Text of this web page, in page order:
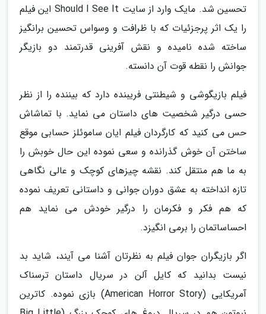
تحسین شد. مایک وارد از سایت Should I See It این فیلم
را یک اثر پرجزئیات که با ظرافت و وسواس تحسین برانگیز
ساخته شده نامیده و نقش آفرینی قدرتمند دو بازیگر
جوانش را نقطه قوت آن دانسته.
فیلم بازیگوشی و شیطنتی فریبنده دارد که بیننده را از نظر
حسی درگیر شخصیت های داستان می نماید. با تماشاش
حس می کنید که کارگردان فیلم ایان ساموئلز حسابی موقع
ساختن آن خوش گذرانده و سعی نموده این حال خوبش را
به ما هم منتقل کند. نقشه چیزهای کوچک و عالی نگاهی
تازه انداخته به عشق دوران جوانی و داستانی تعریف نموده
که هم فکر و فکرمان را درگیر خودش می نماید هم
احساساتمان را برمی انگیزد.
اگر بازیگران جوان فیلم به نظرتان آشنا می آیند، شاید بد
نیست بدانید که کایل آلن در سریال داستان ترسناک
آمریکایی (American Horror Story) بازی نموده. کاترین